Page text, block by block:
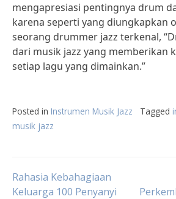
mengapresiasi pentingnya drum
karena seperti yang diungkapkan
seorang drummer jazz terkenal,
dari musik jazz yang memberikan
setiap lagu yang dimainkan.”
Posted in Instrumen Musik Jazz Tagged
musik jazz
Post
Rahasia Kebahagiaan
Keluarga 100 Penyanyi